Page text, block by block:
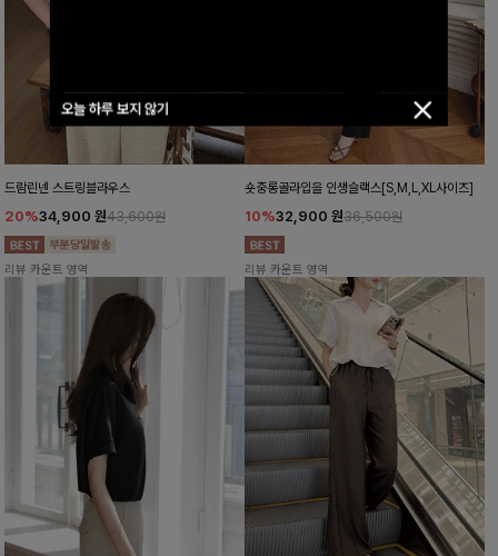
오늘 하루 보지 않기
드람린넨 스트링블라우스
20%34,900 원43,600원
리뷰 카운트 영역
숏중롱골라입을 인생슬랙스[S,M,L,XL사이즈]
10%32,900 원36,500원
리뷰 카운트 영역